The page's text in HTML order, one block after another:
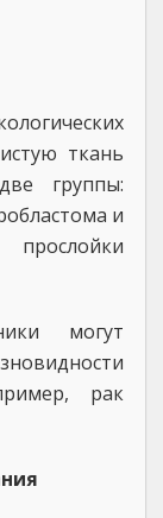
ткань
группы:
и
могут
рак